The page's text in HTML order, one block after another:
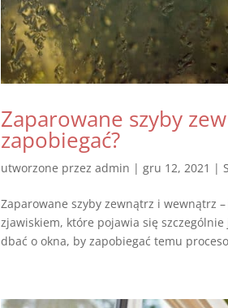
Zaparowane szyby
zapobiegać?
utworzone przezadmin |gru 12, 2021 |
Zaparowane szyby zewnątrz i wewnątrz
zjawiskiem, które pojawia się
dbać o okna, by zapobiegać temu